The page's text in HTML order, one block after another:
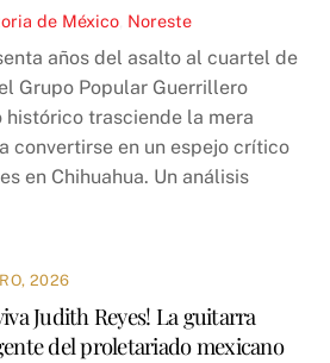
de México Noreste
años del asalto al cuartel de
Grupo Popular Guerrillero
histórico trasciende la mera
convertirse en un espejo crítico
en Chihuahua. Un análisis
2026
Judith Reyes! La guitarra
del proletariado mexicano